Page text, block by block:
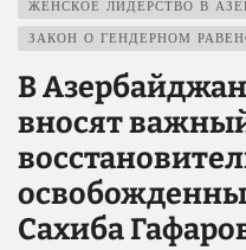
ЖЕНСКОЕ ЛИДЕРСТВО В
ЗАКОН О ГЕНДЕРНОМ
В
вносят
Сахиба